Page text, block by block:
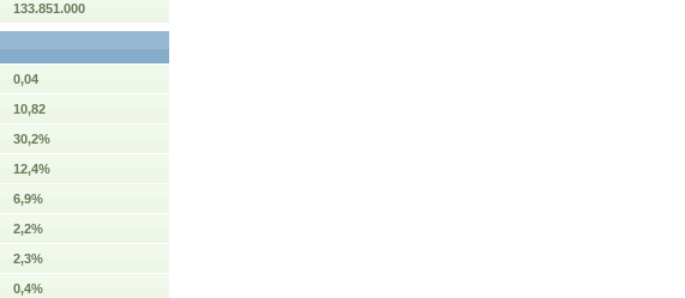
133.851.000
0,04
10,82
30,2%
12,4%
6,9%
2,2%
2,3%
0,4%